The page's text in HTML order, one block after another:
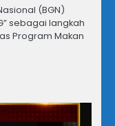
(BGN)
sebagai langkah
Program Makan